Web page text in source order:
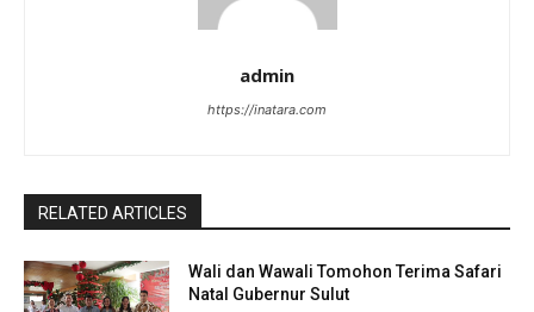
admin
https://inatara.com
RELATED ARTICLES
Wali dan Wawali Tomohon Terima Safari
Natal Gubernur Sulut